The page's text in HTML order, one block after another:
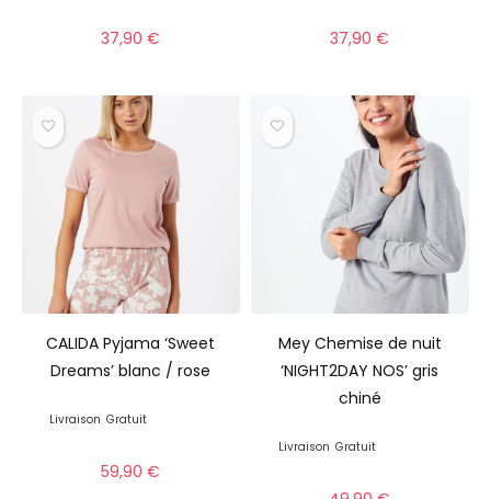
37,90€ 37,90€
CALIDA Pyjama ‘Sweet
Dreams’ blanc / rose
Livraison Gratuit
59,90€
Mey Chemise de nuit
‘NIGHT2DAY NOS’ gris
chiné
Livraison Gratuit